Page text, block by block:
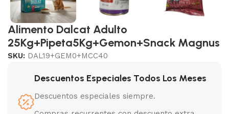
Alimento Dalcat Adulto
25Kg+Pipeta5Kg+Gemon+Snack Magnus
SKU: DAL19+GEM0+MCC40
Descuentos Especiales Todos Los Meses
Descuentos especiales siempre.